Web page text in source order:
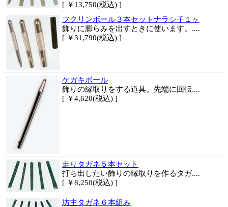
[ ￥13,750(税込) ]
フクリンボール３本セットナラシ子１ヶ
飾りに膨らみを出すときに使います。....
[ ￥31,790(税込) ]
ケガキボール
飾りの縁取りをする道具。先端に回転....
[ ￥4,620(税込) ]
走りタガネ５本セット
打ち出したい飾りの縁取りを作るタガ....
[ ￥8,250(税込) ]
坊主タガネ６本組み